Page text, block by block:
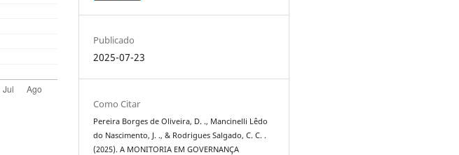
Publicado
2025-07-23
Como Citar
Pereira Borges de Oliveira, D. ., Mancinelli Lêdo
do Nascimento, J. ., & Rodrigues Salgado, C. C. .
(2025). A MONITORIA EM GOVERNANÇA